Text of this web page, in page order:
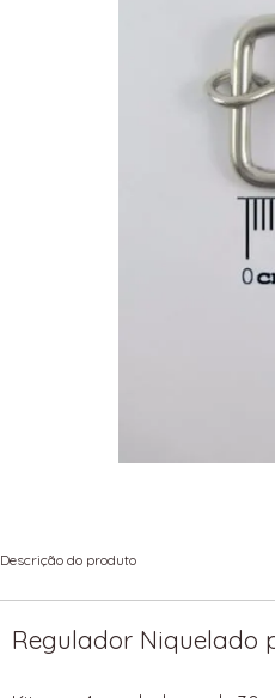
Descrição do produto
Regulador Niquelado